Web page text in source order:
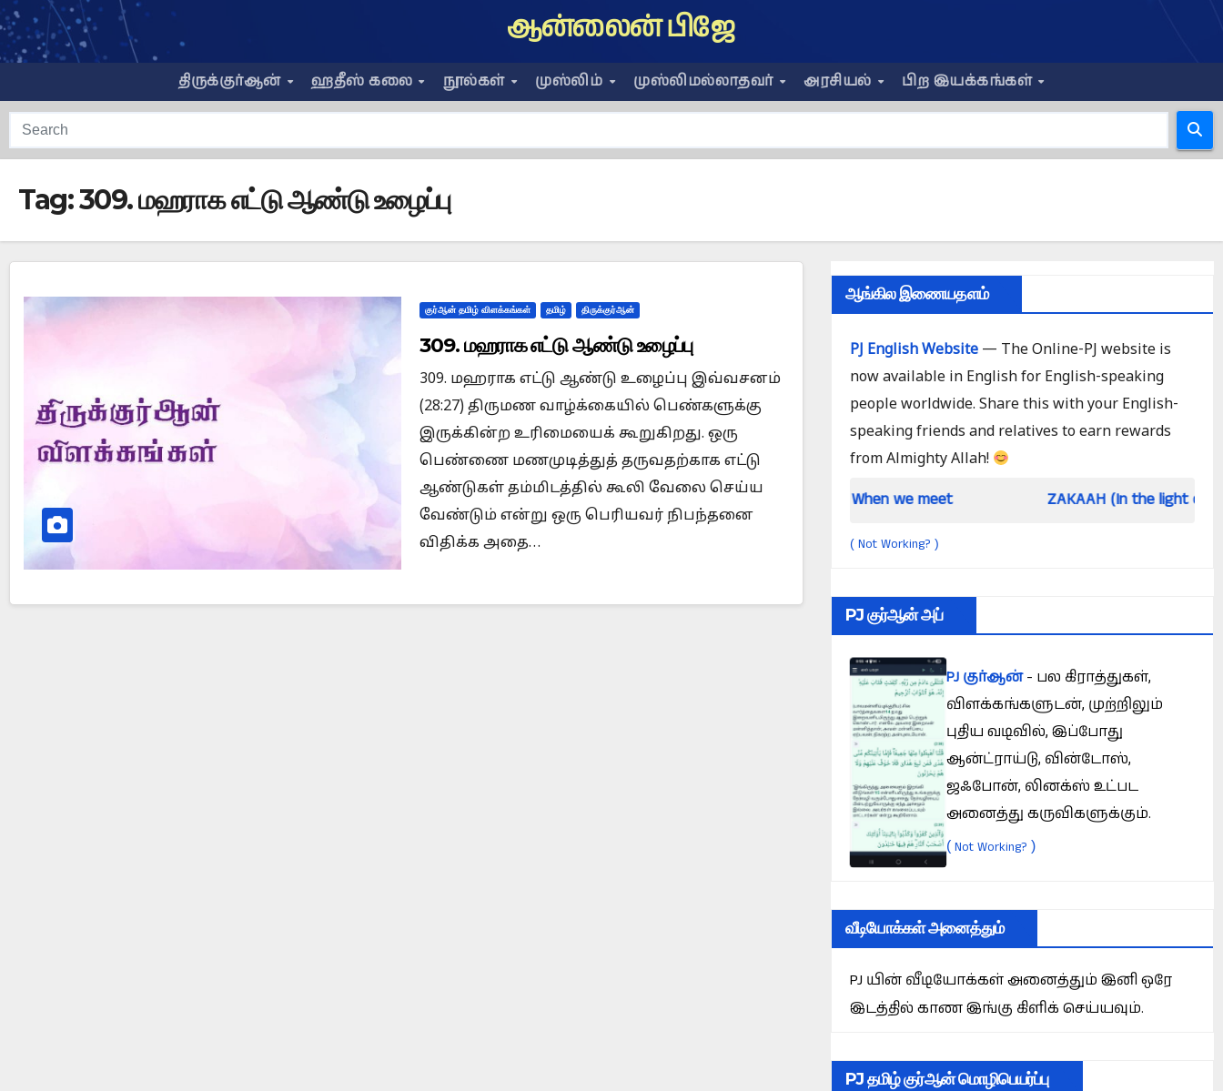
Skip
to
content
ஆன்லைன் பிஜே
திருக்குர்ஆன் ஹதீஸ் கலை நூல்கள் முஸ்லிம் முஸ்லிமல்லாதவர் அரசியல் பிற இயக்கங்கள்
Tag:309. மஹராக எட்டு ஆண்டு உழைப்பு
குர்ஆன் தமிழ் விளக்கங்கள் தமிழ் திருக்குர்ஆன்
309. மஹராக எட்டு ஆண்டு உழைப்பு
309. மஹராக எட்டு ஆண்டு உழைப்பு இவ்வசனம்
(28:27) திருமண வாழ்க்கையில் பெண்களுக்கு
இருக்கின்ற உரிமையைக் கூறுகிறது. ஒரு
பெண்ணை மணமுடித்துத் தருவதற்காக எட்டு
ஆண்டுகள் தம்மிடத்தில் கூலி வேலை செய்ய
வேண்டும் என்று ஒரு பெரியவர் நிபந்தனை
விதிக்க அதை…
ஆங்கில இணையதளம்
PJ English Website— The Online-PJ website is
now available in English for English-speaking
people worldwide. Share this with your English-
speaking friends and relatives to earn rewards
from Almighty Allah!
Is Prophet Muhammad superior to Jesus? When we meet ZAKAAH (In the light of Qur an and
( Not Working? )
PJ குர்ஆன் அப்
PJ குர்ஆன்- பல கிராத்துகள்,
விளக்கங்களுடன், முற்றிலும்
புதிய வடிவில், இப்போது
ஆன்ட்ராய்டு, வின்டோஸ்,
ஜஃபோன், லினக்ஸ் உட்பட
அனைத்து கருவிகளுக்கும்.
( Not Working? )
வீடியோக்கள் அனைத்தும்
PJ யின் வீடியோக்கள் அனைத்தும் இனி ஒரே
இடத்தில் காண இங்கு கிளிக் செய்யவும்.
PJ தமிழ் குர்ஆன் மொழிபெயர்ப்பு